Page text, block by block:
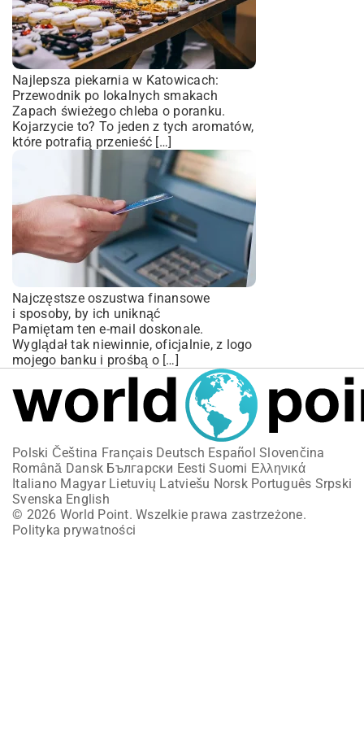
Najlepsza piekarnia w Katowicach:
Przewodnik po lokalnych smakach
Zapach świeżego chleba o poranku.
Kojarzycie to? To jeden z tych aromatów,
które potrafią przenieść […]
Najczęstsze oszustwa finansowe
i sposoby, by ich uniknąć
Pamiętam ten e-mail doskonale.
Wyglądał tak niewinnie, oficjalnie, z logo
mojego banku i prośbą o […]
Polski Čeština Français Deutsch Español Slovenčina
Română Dansk Български Eesti Suomi Ελληνικά
Italiano Magyar Lietuvių Latviešu Norsk Português Srpski
Svenska English
© 2026 World Point. Wszelkie prawa zastrzeżone.
Polityka prywatności